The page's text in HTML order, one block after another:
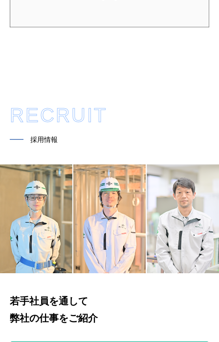
RECRUIT
━━ 採用情報
若手社員を通して
弊社の仕事をご紹介